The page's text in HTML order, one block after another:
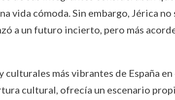
vida cómoda. Sin embargo, Jérica
a un futuro incierto, pero más
más vibrantes de España en
cultural, ofrecía un escenario